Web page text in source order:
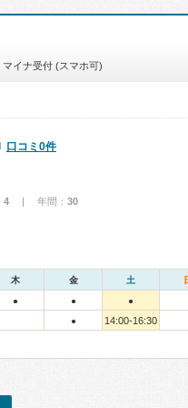
マイナ受付 (スマホ可)
口コミ0件
4 | 年間： 30
木 金 土
● ● ●
● 14:00-16:30